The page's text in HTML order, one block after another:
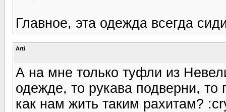
Главное, эта одежда всегда
Arti
А на мне только туфли из
одежде, то рукава подверни,
как нам жить таким рахитам?